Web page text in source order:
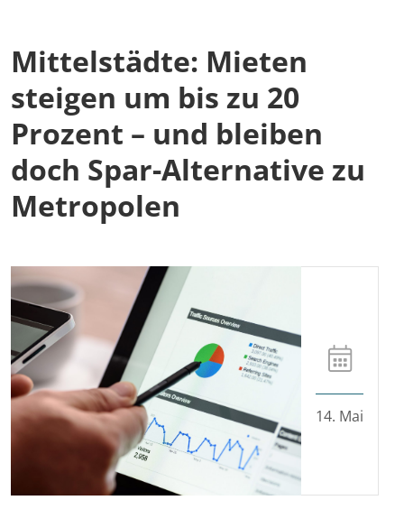
Mittelstädte: Mieten
steigen um bis zu 20
Prozent – und bleiben
doch Spar-Alternative zu
Metropolen
14. Mai